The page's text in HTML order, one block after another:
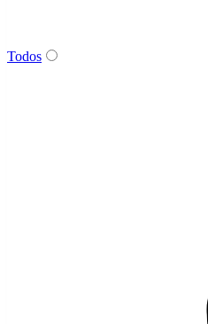
Todos